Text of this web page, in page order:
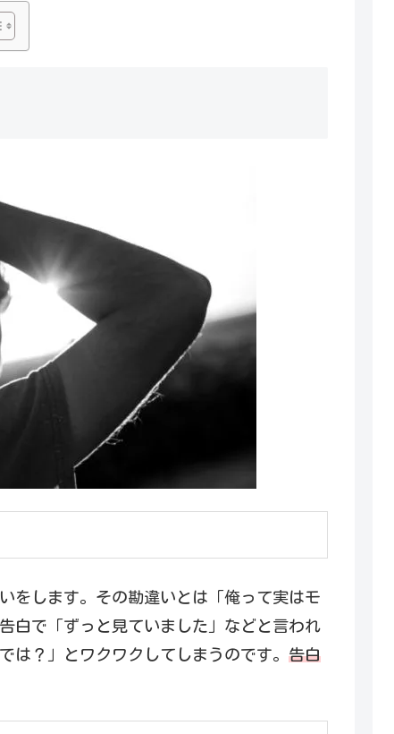
をします。その勘違いとは「俺って実はモ
白で「ずっと見ていました」などと言われ
は？」とワクワクしてしまうのです。 告白